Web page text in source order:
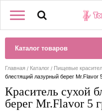
Каталог товаров
Главная Каталог Пищевые
блестящий лазурный берег Mr.Flavor
Краситель сухой
берег Mr.Flavor 5